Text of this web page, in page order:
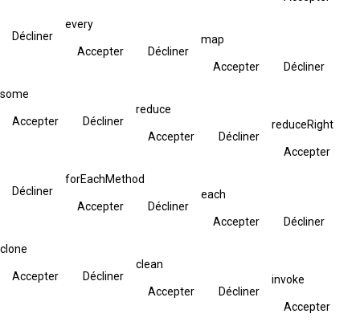
Décliner
every
Accepter Décliner
map
Accepter Décliner
some
Accepter Décliner
reduce
Accepter Décliner
reduceRight
Accepter
Décliner
forEachMethod
Accepter Décliner
each
Accepter Décliner
clone
Accepter Décliner
clean
Accepter Décliner
invoke
Accepter